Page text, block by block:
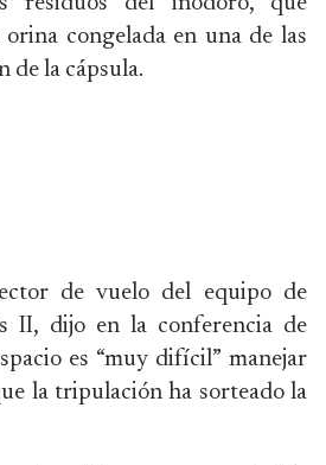
orina congelada en una de las
de la cápsula.
de vuelo del equipo de
II, dijo en la conferencia de
es “muy difícil” manejar
la tripulación ha sorteado la